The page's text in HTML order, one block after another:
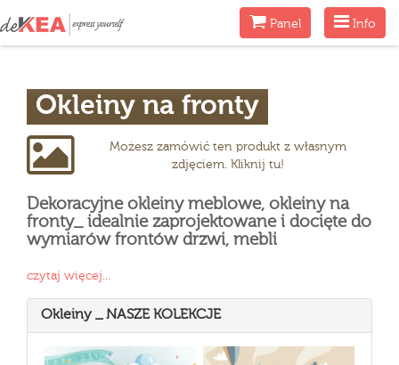
Menu
Info
MenuPanel
Okleiny na fronty
Możesz zamówić ten produkt z własnym
zdjęciem. Kliknij tu!
Dekoracyjne okleiny meblowe, okleiny na
fronty_ idealnie zaprojektowane i docięte do
wymiarów frontów drzwi, mebli
czytaj więcej...
Okleiny _ NASZE KOLEKCJE